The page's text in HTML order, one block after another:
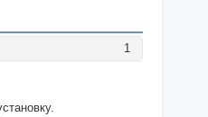
1